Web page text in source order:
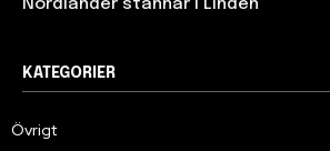
Nordlander stannar i Linden
KATEGORIER
Övrigt